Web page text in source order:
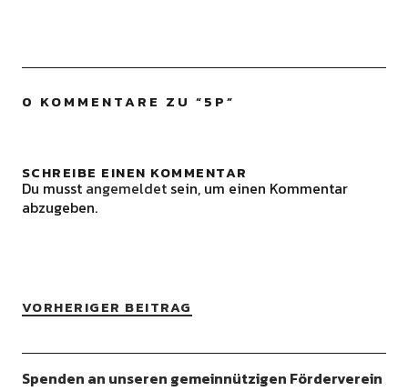
0 KOMMENTARE ZU “5P”
SCHREIBE EINEN KOMMENTAR
Du musst angemeldetsein, um einen Kommentar
abzugeben.
VORHERIGER BEITRAG
Spenden an unseren gemeinnützigen Förderverein